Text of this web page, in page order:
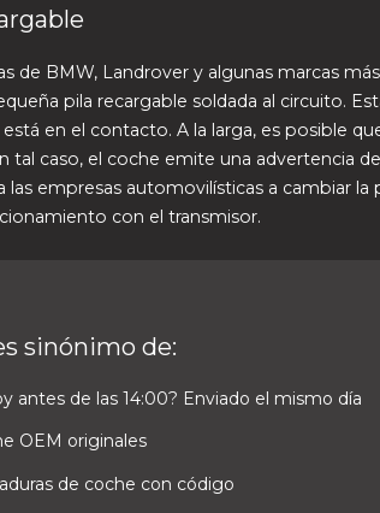
de BMW, Landrover y algunas marcas
pila recargable soldada al circuito.
en el contacto. A la larga, es posible
tal caso, el coche emite una advertencia
las empresas automovilísticas a cambiar la
con el transmisor.
sinónimo de:
antes de las 14:00? Enviado el mismo día
OEM originales
de coche con código